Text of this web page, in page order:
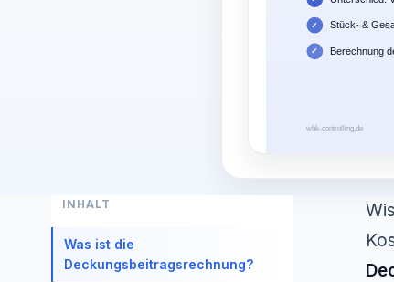
INHALT
Was ist die
Deckungsbeitragsrechnung?